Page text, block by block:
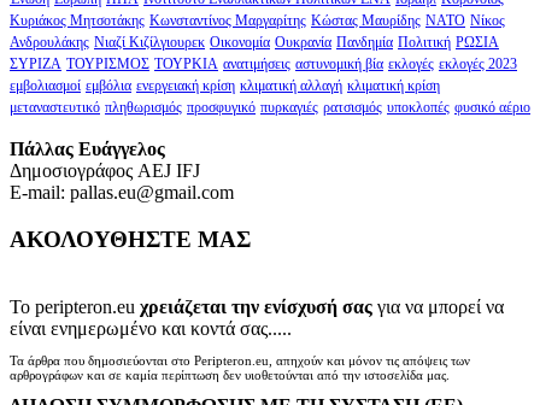
Κυριάκος Μητσοτάκης Κωνσταντίνος Μαργαρίτης Κώστας Μαυρίδης ΝΑΤΟ Νίκος
Ανδρουλάκης Νιαζί Κιζίλγιουρεκ Οικονομία Ουκρανία Πανδημία Πολιτική ΡΩΣΙΑ
ΣΥΡΙΖΑ ΤΟΥΡΙΣΜΟΣ ΤΟΥΡΚΙΑ ανατιμήσεις αστυνομική βία εκλογές εκλογές 2023
εμβολιασμοί εμβόλια ενεργειακή κρίση κλιματική αλλαγή κλιματική κρίση
μεταναστευτικό πληθωρισμός προσφυγικό πυρκαγιές ρατσισμός υποκλοπές φυσικό αέριο
Πάλλας Ευάγγελος
Δημοσιογράφος AEJ ΙFJ
E-mail: pallas.eu@gmail.com
ΑΚΟΛΟΥΘΗΣΤΕ ΜΑΣ
Το peripteron.eu χρειάζεται την ενίσχυσή σας για να μπορεί να
είναι ενημερωμένο και κοντά σας.....
Τα άρθρα που δημοσιεύονται στο Peripteron.eu, απηχούν και μόνον τις απόψεις των
αρθρογράφων και σε καμία περίπτωση δεν υιοθετούνται από την ιστοσελίδα μας.